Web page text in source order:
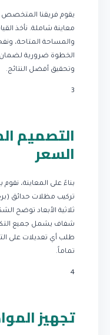
يقوم فريقنا المتخصص
معاينة شاملة. نأخذ
والمساحة المتاحة،
الخطوة ضرورية لضمان
وتحقيق أفضل النتائج.
3
التصميم
السعر
بناءً على المعاينة،
تركيب مظلات حدائق
ثلاثية الأبعاد توضح
شفاف يشمل جميع
طلب أي تعديلات على
تماماً.
4
تجهيز